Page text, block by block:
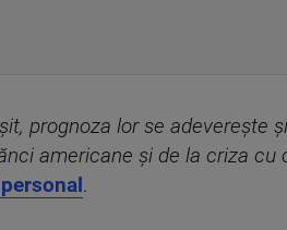
prognoza lor se adeverește
americane și de la criza cu
.